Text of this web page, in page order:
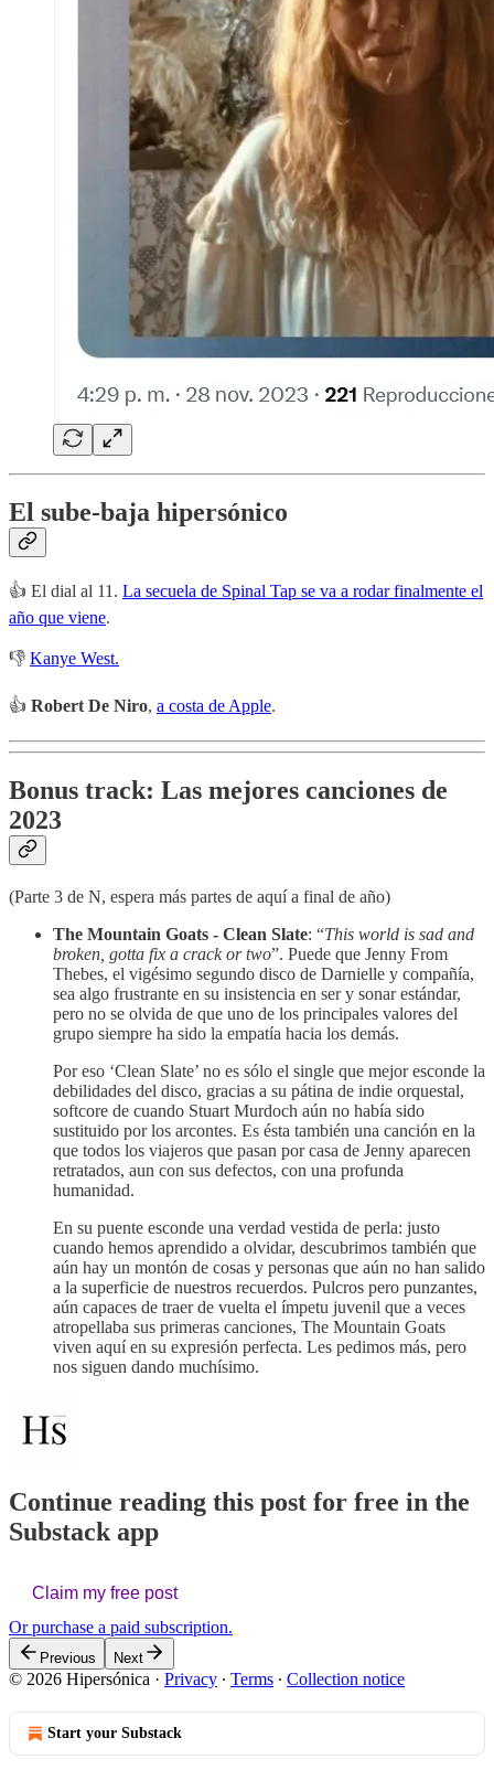
El sube-baja hipersónico
👍 El dial al 11. La secuela de Spinal Tap se va a rodar finalmente el
año que viene.
👎 Kanye West.
👍 Robert De Niro, a costa de Apple.
Bonus track: Las mejores canciones de
2023
(Parte 3 de N, espera más partes de aquí a final de año)
The Mountain Goats - Clean Slate: “This world is sad and
broken, gotta fix a crack or two”. Puede que Jenny From
Thebes, el vigésimo segundo disco de Darnielle y compañía,
sea algo frustrante en su insistencia en ser y sonar estándar,
pero no se olvida de que uno de los principales valores del
grupo siempre ha sido la empatía hacia los demás.
Por eso ‘Clean Slate’ no es sólo el single que mejor esconde la
debilidades del disco, gracias a su pátina de indie orquestal,
softcore de cuando Stuart Murdoch aún no había sido
sustituido por los arcontes. Es ésta también una canción en la
que todos los viajeros que pasan por casa de Jenny aparecen
retratados, aun con sus defectos, con una profunda
humanidad.
En su puente esconde una verdad vestida de perla: justo
cuando hemos aprendido a olvidar, descubrimos también que
aún hay un montón de cosas y personas que aún no han salido
a la superficie de nuestros recuerdos. Pulcros pero punzantes,
aún capaces de traer de vuelta el ímpetu juvenil que a veces
atropellaba sus primeras canciones, The Mountain Goats
viven aquí en su expresión perfecta. Les pedimos más, pero
nos siguen dando muchísimo.
Continue reading this post for free in the
Substack app
Claim my free post
Or purchase a paid subscription.
Previous Next
© 2026 Hipersónica · Privacy ∙ Terms ∙ Collection notice
Start your Substack